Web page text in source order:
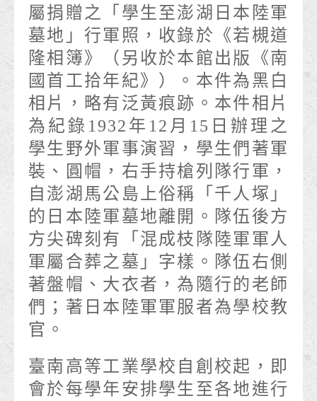
屬捐贈之「學生至澎湖日本陸軍
墓地」行軍照，收錄於《若槻道
隆相簿》（另收於本館出版《南
國首工拾年紀》）。本件為黑白
相片，略有泛黃痕跡。本件相片
為紀錄1932年12月15日辦理之
學生野外軍事演習，學生們著軍
裝、圓帽，右手持槍列隊行軍，
自澎湖馬公島上俗稱「千人塚」
的日本陸軍墓地離開。隊伍後方
方尖碑刻有「混成枝隊陸軍軍人
軍屬合葬之墓」字樣。隊伍右側
著盤帽、大衣者，為隨行的老師
們；著日本陸軍軍服者為學校教
官。
臺南高等工業學校自創校起，即
會於每學年安排學生至各地進行